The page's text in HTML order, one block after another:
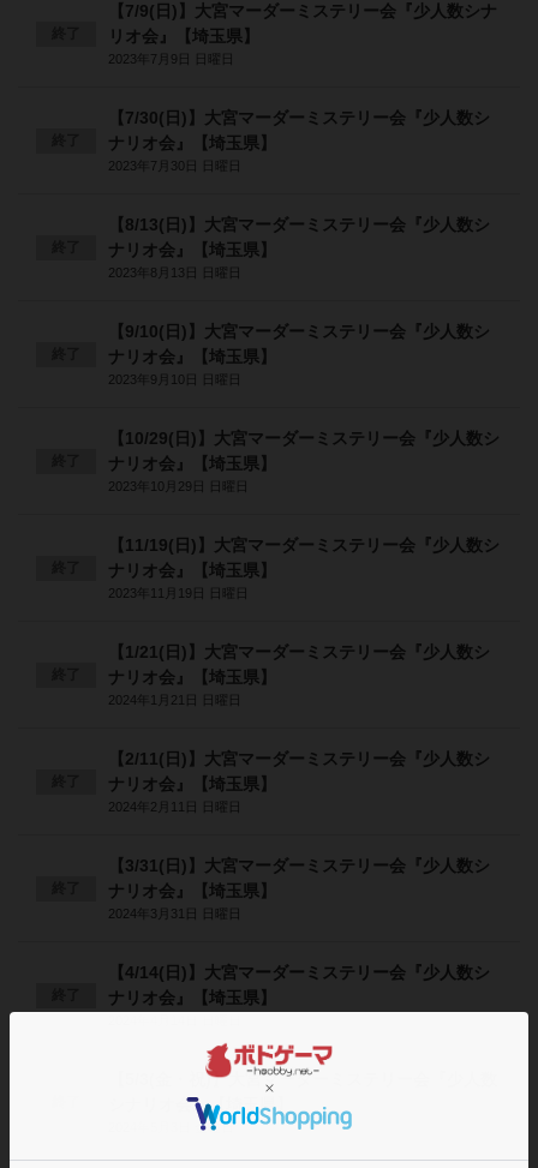
【7/9(日)】大宮マーダーミステリー会『少人数シナ
リオ会』【埼玉県】
2023年7月9日 日曜日
【7/30(日)】大宮マーダーミステリー会『少人数シ
ナリオ会』【埼玉県】
2023年7月30日 日曜日
【8/13(日)】大宮マーダーミステリー会『少人数シ
ナリオ会』【埼玉県】
2023年8月13日 日曜日
【9/10(日)】大宮マーダーミステリー会『少人数シ
ナリオ会』【埼玉県】
2023年9月10日 日曜日
【10/29(日)】大宮マーダーミステリー会『少人数シ
ナリオ会』【埼玉県】
2023年10月29日 日曜日
【11/19(日)】大宮マーダーミステリー会『少人数シ
ナリオ会』【埼玉県】
2023年11月19日 日曜日
【1/21(日)】大宮マーダーミステリー会『少人数シ
ナリオ会』【埼玉県】
2024年1月21日 日曜日
【2/11(日)】大宮マーダーミステリー会『少人数シ
ナリオ会』【埼玉県】
2024年2月11日 日曜日
【3/31(日)】大宮マーダーミステリー会『少人数シ
ナリオ会』【埼玉県】
2024年3月31日 日曜日
【4/14(日)】大宮マーダーミステリー会『少人数シ
ナリオ会』【埼玉県】
【5/3(金・祝)】大宮マーダーミステリー会『少人数
シナリオ会』【埼玉県】
2024年5月3日 金曜日